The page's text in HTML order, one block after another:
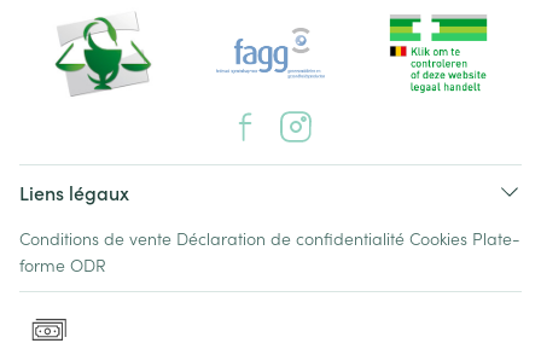
Liens légaux
Conditions de vente Déclaration de confidentialité Cookies Plate-
forme ODR